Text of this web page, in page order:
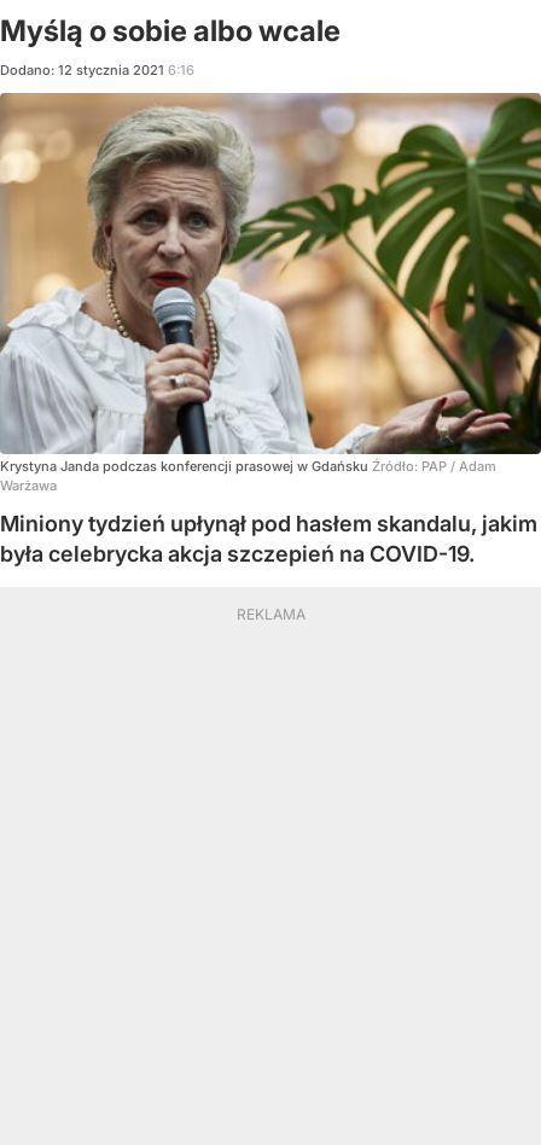
Myślą o sobie albo wcale
Dodano: 12 stycznia 2021 6:16
Krystyna Janda podczas konferencji prasowej w Gdańsku Źródło: PAP / Adam
Warżawa
Miniony tydzień upłynął pod hasłem skandalu, jakim
była celebrycka akcja szczepień na COVID-19.